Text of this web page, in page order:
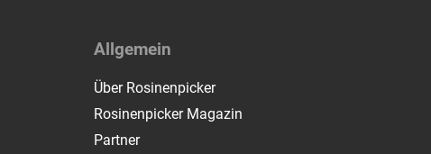
Allgemein
Über Rosinenpicker
Rosinenpicker Magazin
Partner